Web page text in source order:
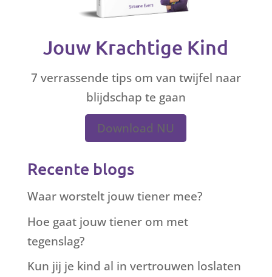
Jouw Krachtige Kind
7 verrassende tips om van twijfel naar
blijdschap te gaan
Download NU
Recente blogs
Waar worstelt jouw tiener mee?
Hoe gaat jouw tiener om met
tegenslag?
Kun jij je kind al in vertrouwen loslaten